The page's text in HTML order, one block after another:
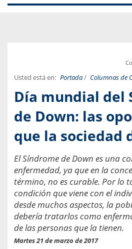
Usted está en: Portada/ Columnas de
Día mundial del
de Down: las
que la sociedad
El Síndrome de Down es una
enfermedad, ya que en la
término, no es curable. Por lo
condición que viene con el
desde muchos aspectos, la
debería tratarlos como
de las personas que la tienen.
Martes 21 de marzo de 2017